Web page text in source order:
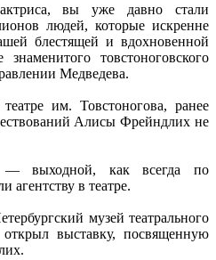
вы уже давно стали
людей, которые искренне
блестящей и вдохновенной
товстоноговского
Медведева.
им. Товстоногова, ранее
Алисы Фрейндлих не
выходной, как всегда по
в театре.
музей театрального
выставку, посвященную